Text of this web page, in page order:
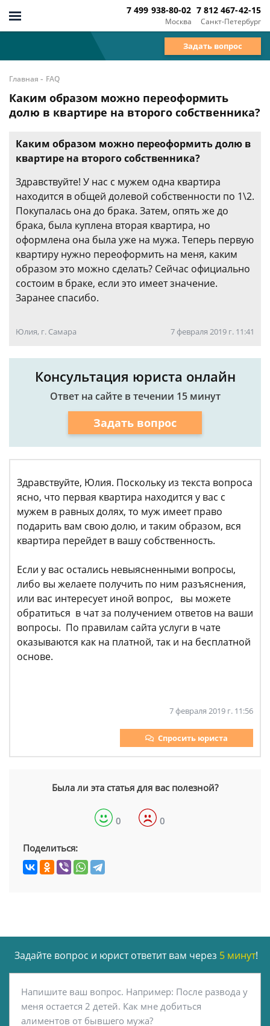
Москва
7 499 938-80-02
Санкт-Петербург
7 812 467-42-15
Задать вопрос
Главная - FAQ
Каким образом можно переоформить
долю в квартире на второго собственника?
Каким образом можно переоформить долю в
квартире на второго собственника?
Здравствуйте! У нас с мужем одна квартира
находится в общей долевой собственности по 1\2.
Покупалась она до брака. Затем, опять же до
брака, была куплена вторая квартира, но
оформлена она была уже на мужа. Теперь первую
квартиру нужно переоформить на меня, каким
образом это можно сделать? Сейчас официально
состоим в браке, если это имеет значение.
Заранее спасибо.
Юлия, г. Самара 7 февраля 2019 г. 11:41
Консультация юриста онлайн
Ответ на сайте в течении 15 минут
Задать вопрос
Здравствуйте, Юлия. Поскольку из текста вопроса
ясно, что первая квартира находится у вас с
мужем в равных долях, то муж имеет право
подарить вам свою долю, и таким образом, вся
квартира перейдет в вашу собственность.
Если у вас остались невыясненными вопросы,
либо вы желаете получить по ним разъяснения,
или вас интересует иной вопрос, вы можете
обратиться в чат за получением ответов на ваши
вопросы. По правилам сайта услуги в чате
оказываются как на платной, так и на бесплатной
основе.
7 февраля 2019 г. 11:56
Спросить юриста
Была ли эта статья для вас полезной?
0 0
Поделиться:
Задайте вопрос и юрист ответит вам через 5 минут!